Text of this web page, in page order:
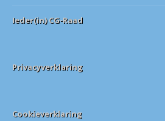
Ieder(in) CG-Raad
Privacyverklaring
Cookieverklaring